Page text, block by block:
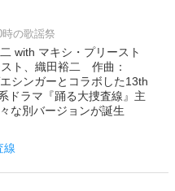
の歌謡祭
with マキシ・プリースト
スト、織田裕二 作曲：
シンガーとコラボした13th
ドラマ『踊る大捜査線』主
な別バージョンが誕生
線